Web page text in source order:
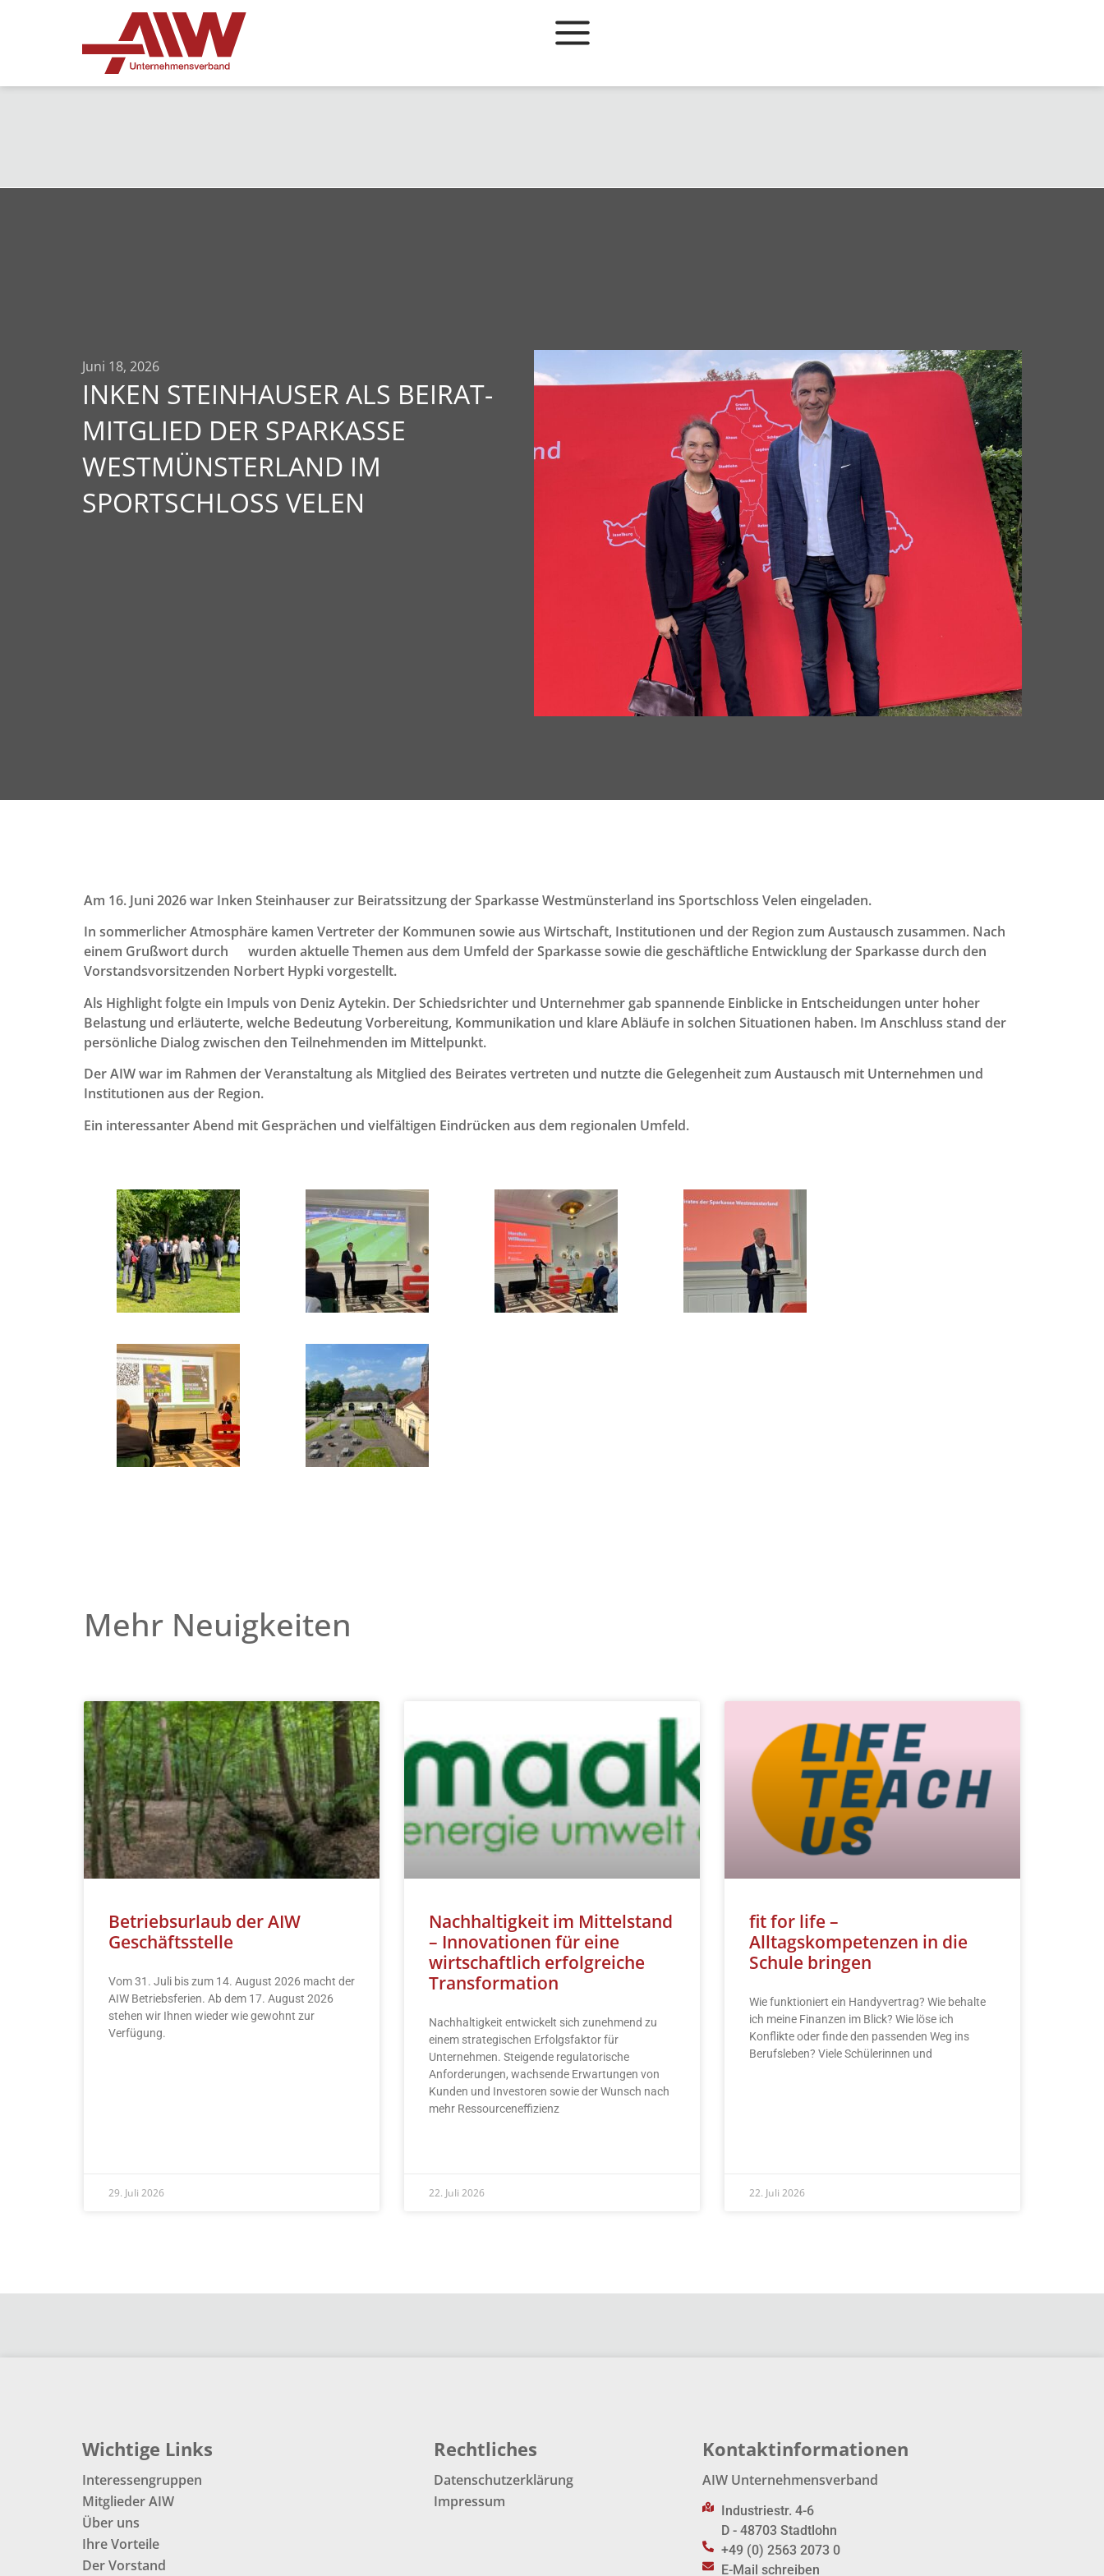
Juni 18, 2026
INKEN STEINHAUSER ALS BEIRAT-
MITGLIED DER SPARKASSE
WESTMÜNSTERLAND IM
SPORTSCHLOSS VELEN
Am 16. Juni 2026 war Inken Steinhauser zur Beiratssitzung der Sparkasse Westmünsterland ins Sportschloss Velen eingeladen.
In sommerlicher Atmosphäre kamen Vertreter der Kommunen sowie aus Wirtschaft, Institutionen und der Region zum Austausch zusammen. Nach
einem Grußwort durch wurden aktuelle Themen aus dem Umfeld der Sparkasse sowie die geschäftliche Entwicklung der Sparkasse durch den
Vorstandsvorsitzenden Norbert Hypki vorgestellt.
Als Highlight folgte ein Impuls von Deniz Aytekin. Der Schiedsrichter und Unternehmer gab spannende Einblicke in Entscheidungen unter hoher
Belastung und erläuterte, welche Bedeutung Vorbereitung, Kommunikation und klare Abläufe in solchen Situationen haben. Im Anschluss stand der
persönliche Dialog zwischen den Teilnehmenden im Mittelpunkt.
Der AIW war im Rahmen der Veranstaltung als Mitglied des Beirates vertreten und nutzte die Gelegenheit zum Austausch mit Unternehmen und
Institutionen aus der Region.
Ein interessanter Abend mit Gesprächen und vielfältigen Eindrücken aus dem regionalen Umfeld.
Mehr Neuigkeiten
Betriebsurlaub der AIW
Geschäftsstelle
Vom 31. Juli bis zum 14. August 2026 macht der
AIW Betriebsferien. Ab dem 17. August 2026
stehen wir Ihnen wieder wie gewohnt zur
Verfügung.
29. Juli 2026
Nachhaltigkeit im Mittelstand
– Innovationen für eine
wirtschaftlich erfolgreiche
Transformation
Nachhaltigkeit entwickelt sich zunehmend zu
einem strategischen Erfolgsfaktor für
Unternehmen. Steigende regulatorische
Anforderungen, wachsende Erwartungen von
Kunden und Investoren sowie der Wunsch nach
mehr Ressourceneffizienz
22. Juli 2026
fit for life –
Alltagskompetenzen in die
Schule bringen
Wie funktioniert ein Handyvertrag? Wie behalte
ich meine Finanzen im Blick? Wie löse ich
Konflikte oder finde den passenden Weg ins
Berufsleben? Viele Schülerinnen und
22. Juli 2026
Wichtige Links
Interessengruppen
Mitglieder AIW
Über uns
Ihre Vorteile
Der Vorstand
Rechtliches
Datenschutzerklärung
Impressum
Kontaktinformationen
AIW Unternehmensverband
Industriestr. 4-6
D - 48703 Stadtlohn
+49 (0) 2563 2073 0
E-Mail schreiben